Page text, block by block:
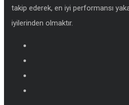
takip ederek, en iyi performansı
iyilerinden olmaktır.